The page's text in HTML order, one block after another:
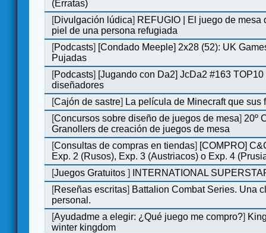
(Erratas)
[Divulgación lúdica] REFUGIO | El juego de mesa
piel de una persona refugiada
[Podcasts] [Condado Meeple] 2x28 (52): UK
Pujadas
[Podcasts] [Jugando con Da2] JcDa2 #163
diseñadores
[Cajón de sastre] La película de Minecraft que sus
[Concursos sobre diseño de juegos de mesa] 20º
Granollers de creación de juegos de mesa
[Consultas de compras en tiendas] [COMPRO]
Exp. 2 (Rusos), Exp. 3 (Austriacos) o Exp. 4
[Juegos Gratuitos]
INTERNATIONAL
[Reseñas escritas] Battalion Combat Series. Una
personal.
[Ayudadme a elegir: ¿Qué juego me compro?]
winter kingdom